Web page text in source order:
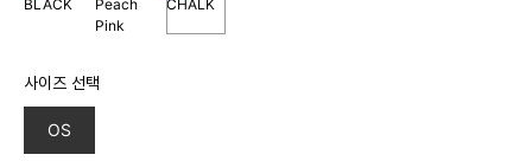
사이즈 선택
OS